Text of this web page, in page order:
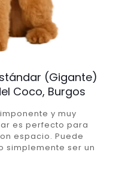
(Gigante)
Coco, Burgos
y muy
es perfecto para
espacio. Puede
simplemente ser un